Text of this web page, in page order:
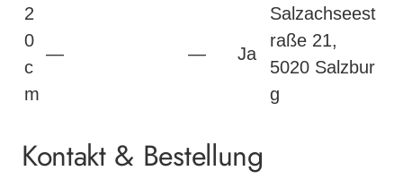
2
0
c
m
— — Ja
Salzachseest
raße 21,
5020 Salzbur
g
Kontakt & Bestellung